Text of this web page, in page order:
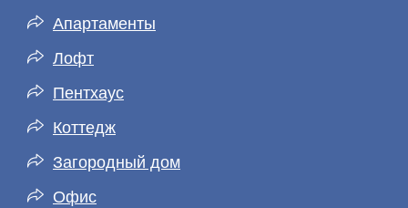
Апартаменты
Лофт
Пентхаус
Коттедж
Загородный дом
Офис